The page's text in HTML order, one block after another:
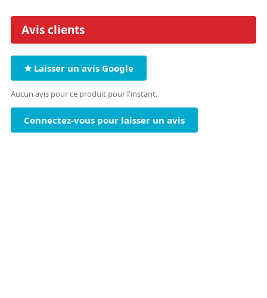
Avis clients
★ Laisser un avis Google
Aucun avis pour ce produit pour l'instant.
Connectez-vous pour laisser un avis